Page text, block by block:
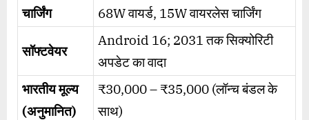
चार्जिंग
68W वायर्ड, 15W वायरलेस चार्जिंग
सॉफ्टवेयर
Android 16; 2031 तक सिक्योरिटी
अपडेट का वादा
भारतीय मूल्य
(अनुमानित)
₹30,000 – ₹35,000 (लॉन्च बंडल के
साथ)